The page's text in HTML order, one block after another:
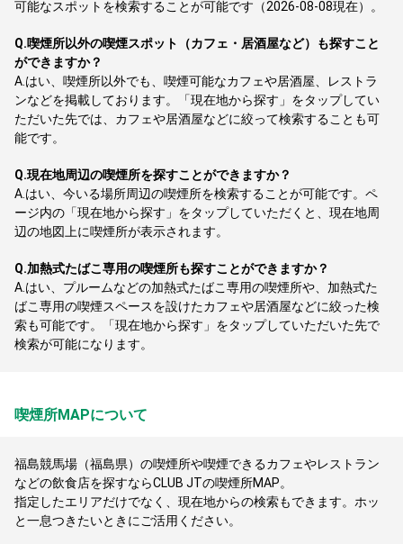
可能なスポットを検索することが可能です（2026-08-08現在）。
Q.喫煙所以外の喫煙スポット（カフェ・居酒屋など）も探すこと
ができますか？
A. はい、喫煙所以外でも、喫煙可能なカフェや居酒屋、レストラ
ンなどを掲載しております。「現在地から探す」をタップしてい
ただいた先では、カフェや居酒屋などに絞って検索することも可
能です。
Q.現在地周辺の喫煙所を探すことができますか？
A. はい、今いる場所周辺の喫煙所を検索することが可能です。ペ
ージ内の「現在地から探す」をタップしていただくと、現在地周
辺の地図上に喫煙所が表示されます。
Q.加熱式たばこ専用の喫煙所も探すことができますか？
A. はい、プルームなどの加熱式たばこ専用の喫煙所や、加熱式た
ばこ専用の喫煙スペースを設けたカフェや居酒屋などに絞った検
索も可能です。「現在地から探す」をタップしていただいた先で
検索が可能になります。
喫煙所MAPについて
福島競馬場（福島県）の喫煙所や喫煙できるカフェやレストラン
などの飲食店を探すならCLUB JTの喫煙所MAP。
指定したエリアだけでなく、現在地からの検索もできます。ホッ
と一息つきたいときにご活用ください。